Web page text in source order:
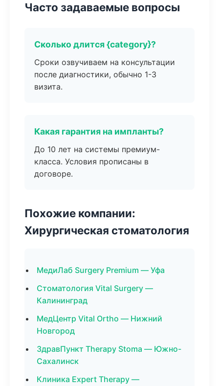
Часто задаваемые вопросы
Сколько длится {category}?
Сроки озвучиваем на консультации
после диагностики, обычно 1-3
визита.
Какая гарантия на импланты?
До 10 лет на системы премиум-
класса. Условия прописаны в
договоре.
Похожие компании:
Хирургическая стоматология
МедиЛаб Surgery Premium — Уфа
Стоматология Vital Surgery —
Калининград
МедЦентр Vital Ortho — Нижний
Новгород
ЗдравПункт Therapy Stoma — Южно-
Сахалинск
Клиника Expert Therapy —